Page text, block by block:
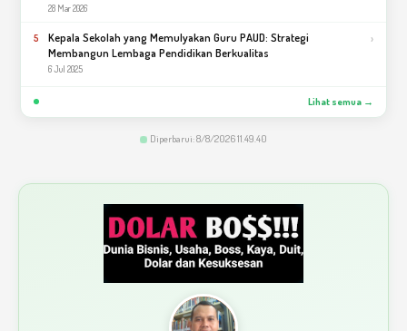
28 Mar 2026
5
Kepala Sekolah yang Memulyakan Guru PAUD: Strategi
Membangun Lembaga Pendidikan Berkualitas
6 Jul 2025
›
Lihat semua →
Diperbarui: 8/8/2026 11.49.40